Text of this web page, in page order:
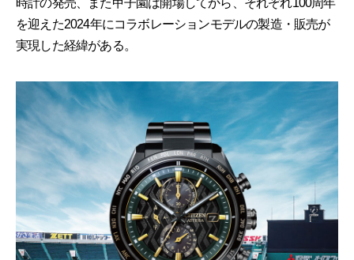
を迎えた2024年にコラボレーションモデルの製造・販売が
実現した経緯がある。